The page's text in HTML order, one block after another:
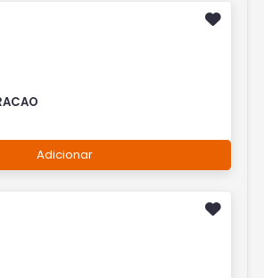
Adicionar